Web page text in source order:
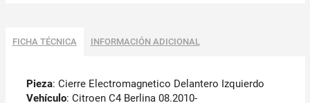
FICHA TÉCNICA INFORMACIÓN ADICIONAL
Pieza: Cierre Electromagnetico Delantero Izquierdo
Vehículo: Citroen C4 Berlina 08.2010-